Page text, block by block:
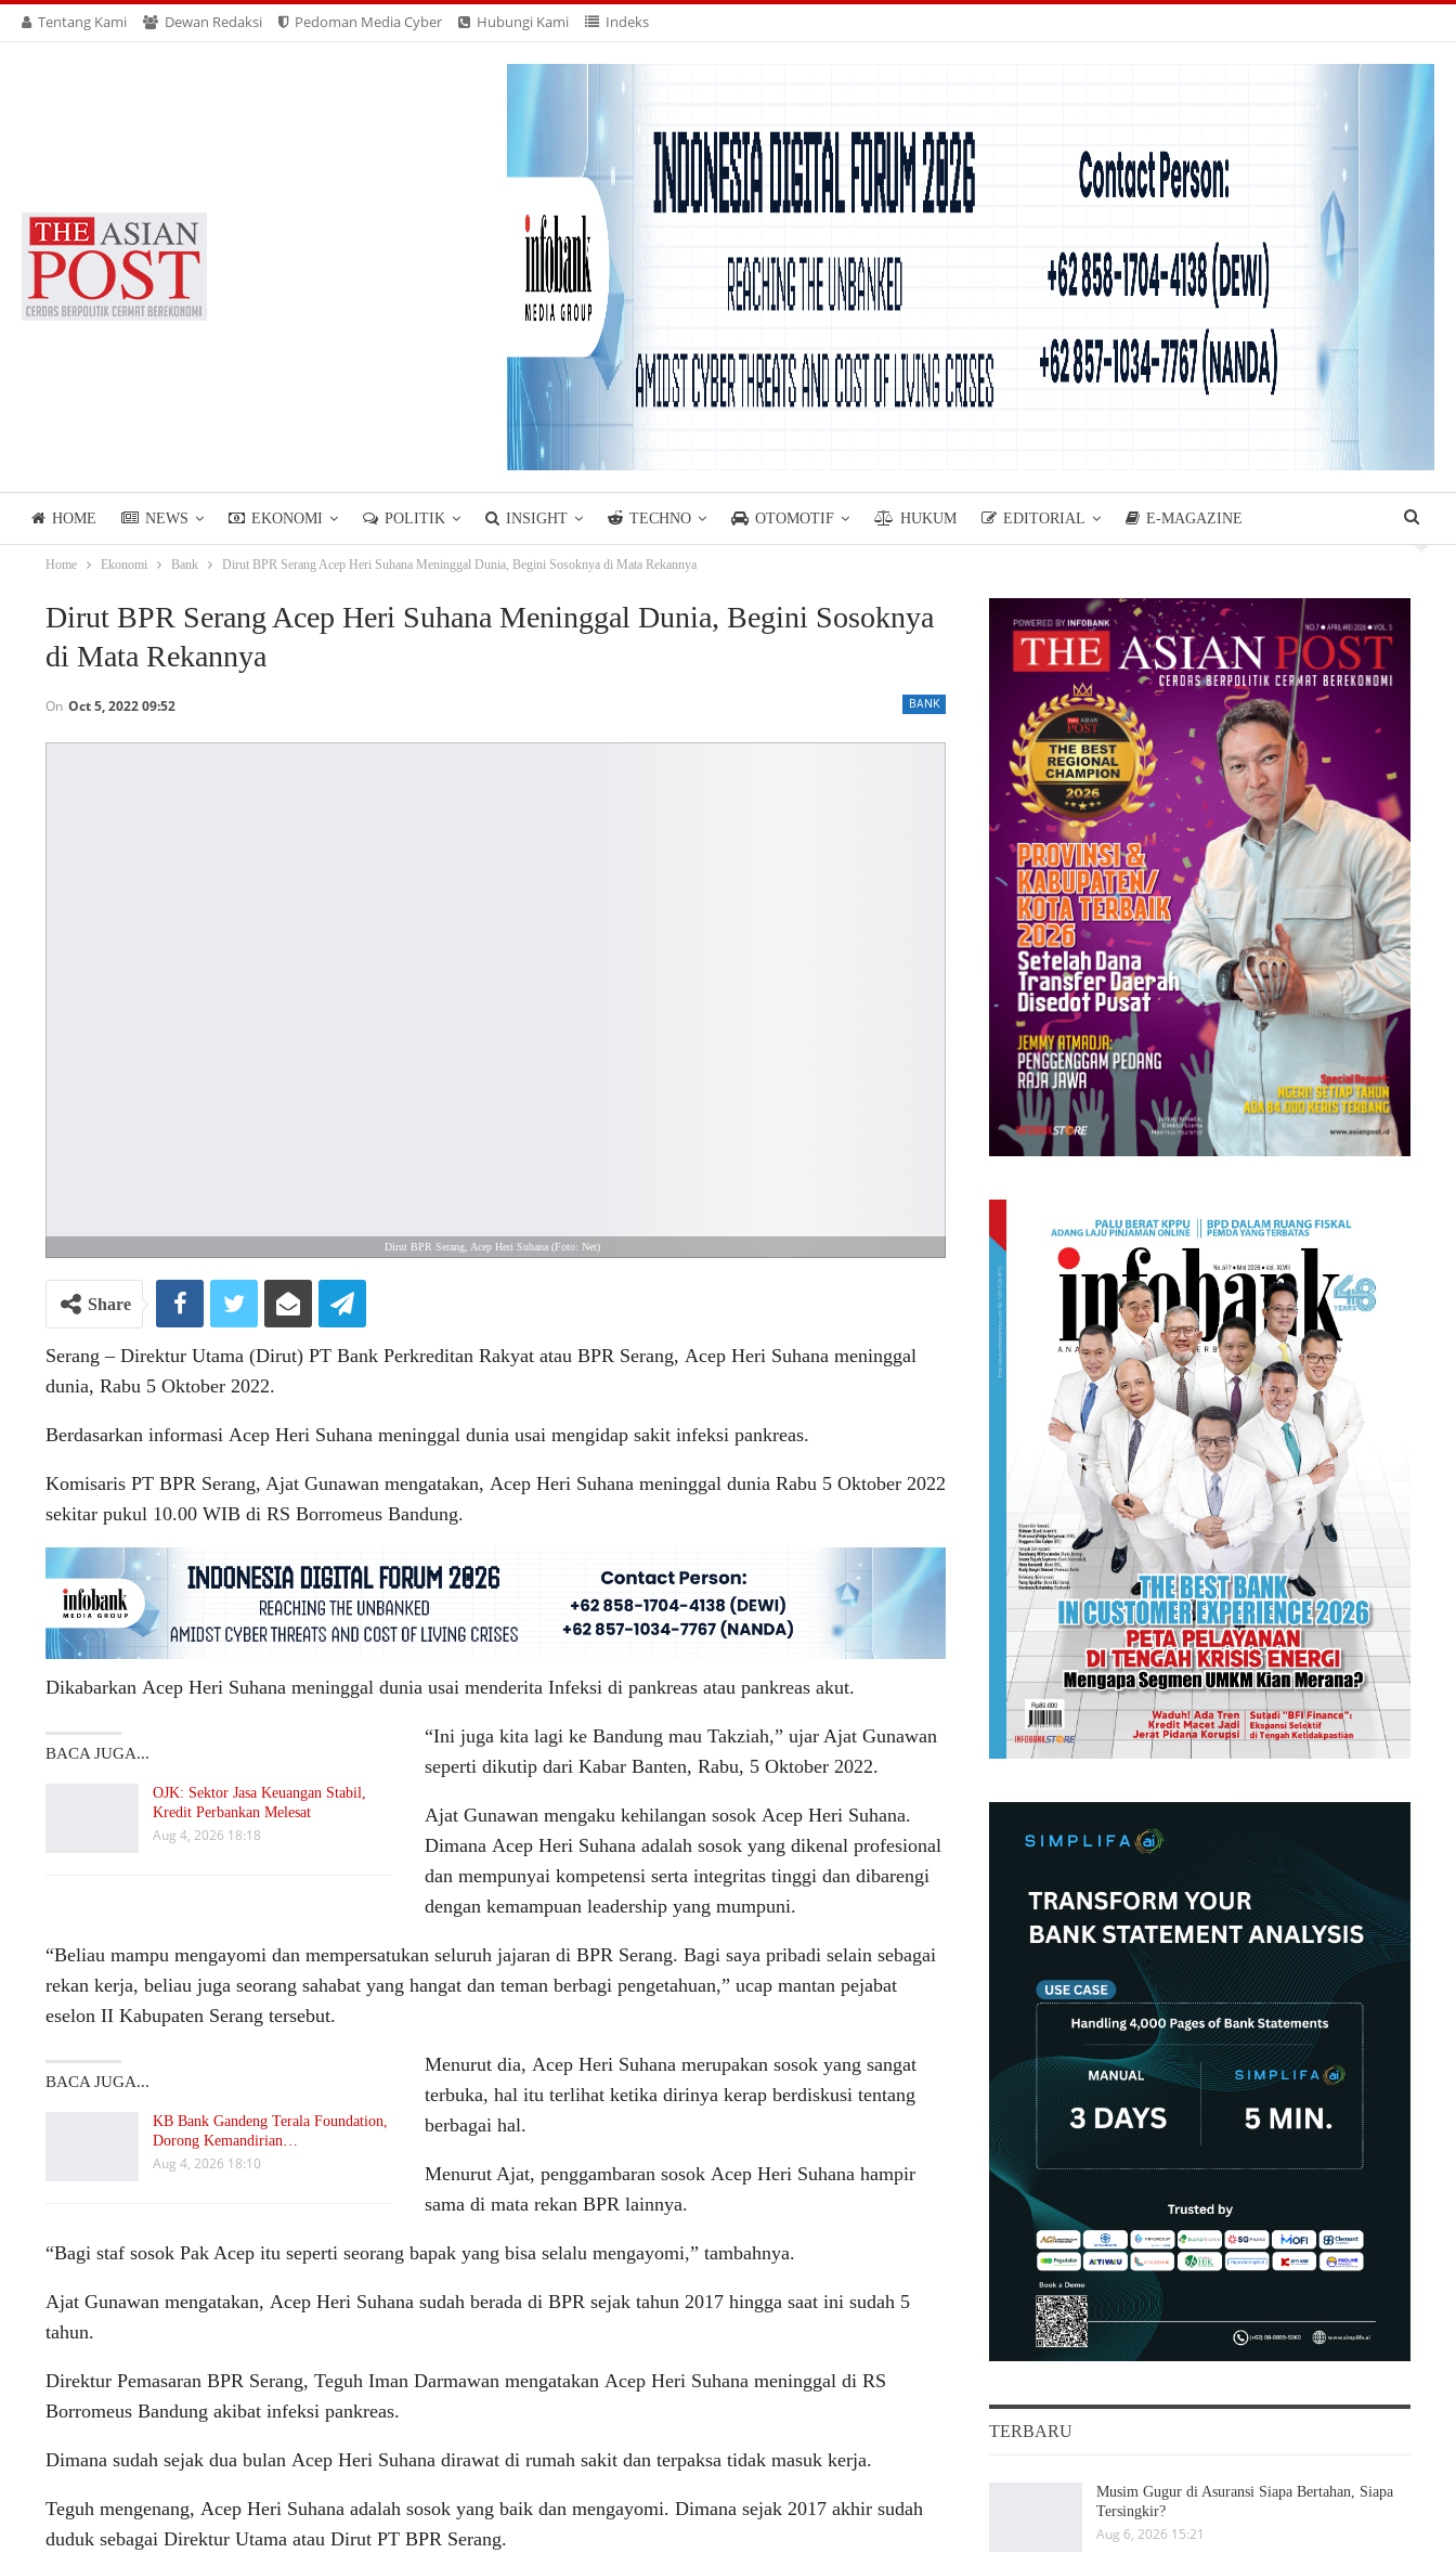
Tentang Kami Dewan Redaksi Pedoman Media Cyber Hubungi Kami Indeks
HOME NEWS EKONOMI POLITIK INSIGHT TECHNO OTOMOTIF HUKUM EDITORIAL E-MAGAZINE
LIFESTYLE ASIANPOSTTV
Home Ekonomi Bank Dirut BPR Serang Acep Heri Suhana Meninggal Dunia, Begini Sosoknya di Mata Rekannya
Dirut BPR Serang Acep Heri Suhana Meninggal Dunia, Begini Sosoknya
di Mata Rekannya
BANK
On Oct 5, 2022 09:52
Dirut BPR Serang, Acep Heri Suhana (Foto: Net)
Share
Serang – Direktur Utama (Dirut) PT Bank Perkreditan Rakyat atau BPR Serang, Acep Heri Suhana meninggal
dunia, Rabu 5 Oktober 2022.
Berdasarkan informasi Acep Heri Suhana meninggal dunia usai mengidap sakit infeksi pankreas.
Komisaris PT BPR Serang, Ajat Gunawan mengatakan, Acep Heri Suhana meninggal dunia Rabu 5 Oktober 2022
sekitar pukul 10.00 WIB di RS Borromeus Bandung.
Dikabarkan Acep Heri Suhana meninggal dunia usai menderita Infeksi di pankreas atau pankreas akut.
BACA JUGA...
OJK: Sektor Jasa Keuangan Stabil,
Kredit Perbankan Melesat
Aug 4, 2026 18:18
“Ini juga kita lagi ke Bandung mau Takziah,” ujar Ajat Gunawan
seperti dikutip dari Kabar Banten, Rabu, 5 Oktober 2022.
Ajat Gunawan mengaku kehilangan sosok Acep Heri Suhana.
Dimana Acep Heri Suhana adalah sosok yang dikenal profesional
dan mempunyai kompetensi serta integritas tinggi dan dibarengi
dengan kemampuan leadership yang mumpuni.
“Beliau mampu mengayomi dan mempersatukan seluruh jajaran di BPR Serang. Bagi saya pribadi selain sebagai
rekan kerja, beliau juga seorang sahabat yang hangat dan teman berbagi pengetahuan,” ucap mantan pejabat
eselon II Kabupaten Serang tersebut.
BACA JUGA...
KB Bank Gandeng Terala Foundation,
Dorong Kemandirian…
Aug 4, 2026 18:10
Menurut dia, Acep Heri Suhana merupakan sosok yang sangat
terbuka, hal itu terlihat ketika dirinya kerap berdiskusi tentang
berbagai hal.
Menurut Ajat, penggambaran sosok Acep Heri Suhana hampir
sama di mata rekan BPR lainnya.
“Bagi staf sosok Pak Acep itu seperti seorang bapak yang bisa selalu mengayomi,” tambahnya.
Ajat Gunawan mengatakan, Acep Heri Suhana sudah berada di BPR sejak tahun 2017 hingga saat ini sudah 5
tahun.
Direktur Pemasaran BPR Serang, Teguh Iman Darmawan mengatakan Acep Heri Suhana meninggal di RS
Borromeus Bandung akibat infeksi pankreas.
Dimana sudah sejak dua bulan Acep Heri Suhana dirawat di rumah sakit dan terpaksa tidak masuk kerja.
Teguh mengenang, Acep Heri Suhana adalah sosok yang baik dan mengayomi. Dimana sejak 2017 akhir sudah
duduk sebagai Direktur Utama atau Dirut PT BPR Serang.
TERBARU
Musim Gugur di Asuransi Siapa Bertahan, Siapa
Tersingkir?
Aug 6, 2026 15:21